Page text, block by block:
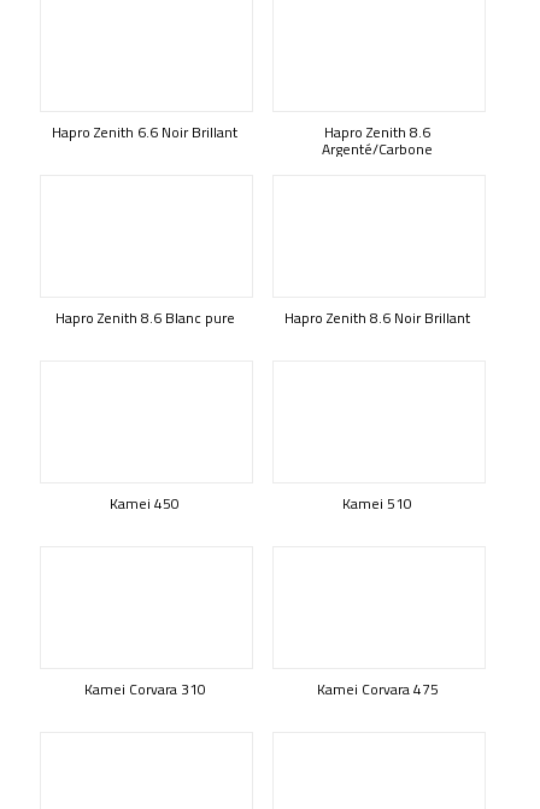
Hapro Zenith 6.6 Noir Brillant Hapro Zenith 8.6
Argenté/Carbone
Hapro Zenith 8.6 Blanc pure Hapro Zenith 8.6 Noir Brillant
Kamei 450 Kamei 510
Kamei Corvara 310 Kamei Corvara 475